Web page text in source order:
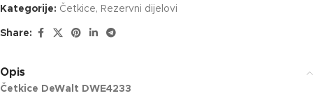
Kategorije: Četkice, Rezervni dijelovi
Share:
Opis
Četkice DeWalt DWE4233